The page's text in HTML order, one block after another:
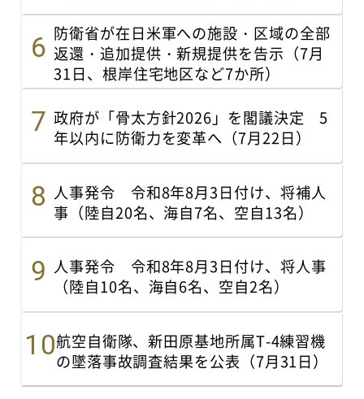
防衛省が在日米軍への施設・区域の全部
返還・追加提供・新規提供を告示（7月
31日、根岸住宅地区など7か所）
政府が「骨太方針2026」を閣議決定 5
年以内に防衛力を変革へ（7月22日）
人事発令 令和8年8月3日付け、将補人
事（陸自20名、海自7名、空自13名）
人事発令 令和8年8月3日付け、将人事
（陸自10名、海自6名、空自2名）
航空自衛隊、新田原基地所属T-4練習機
の墜落事故調査結果を公表（7月31日）